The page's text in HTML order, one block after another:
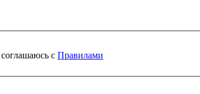
с Правилами